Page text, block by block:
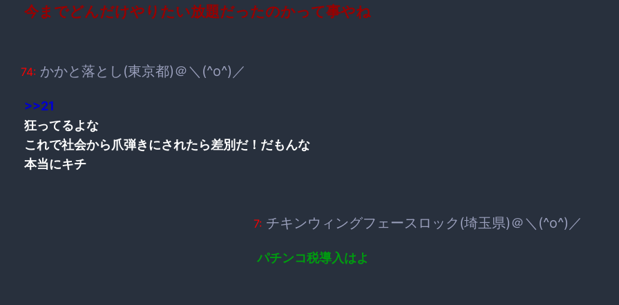
今までどんだけやりたい放題だったのかって事やね
74: かかと落とし(東京都)＠＼(^o^)／
>>21
狂ってるよな
これで社会から爪弾きにされたら差別だ！だもんな
本当にキチ
7: チキンウィングフェースロック(埼玉県)＠＼(^o^)／
パチンコ税導入はよ